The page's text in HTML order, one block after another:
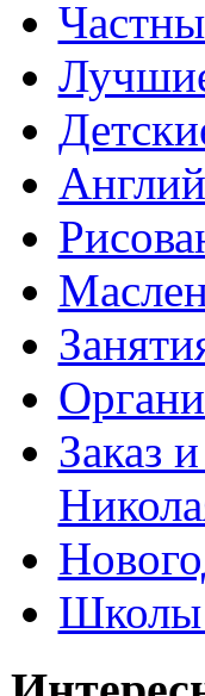
Заказ
Школы